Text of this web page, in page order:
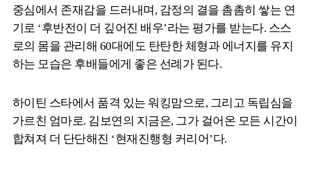
중심에서 존재감을 드러내며, 감정의 결을 촘촘히 쌓는 연
기로 ‘후반전이 더 깊어진 배우’라는 평가를 받는다. 스스
로의 몸을 관리해 60대에도 탄탄한 체형과 에너지를 유지
하는 모습은 후배들에게 좋은 선례가 된다.
하이틴 스타에서 품격 있는 워킹맘으로, 그리고 독립심을
가르친 엄마로. 김보연의 지금은, 그가 걸어온 모든 시간이
합쳐져 더 단단해진 ‘현재진행형 커리어’다.